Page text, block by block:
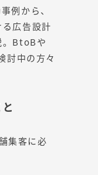
例から、
広告設計
。BtoBや
討中の方々
集客に必